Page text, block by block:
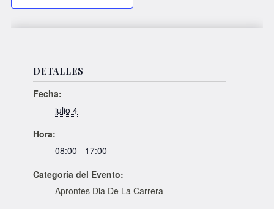
DETALLES
Fecha:
julio 4
Hora:
08:00 - 17:00
Categoría del Evento:
Aprontes Dia De La Carrera